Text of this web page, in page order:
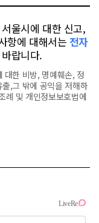
울시에 대한 신고,
항에 대해서는 전자
랍니다.
대한 비방, 명예훼손, 정
,그 밖에 공익을 저해하
례 및 개인정보보호법에